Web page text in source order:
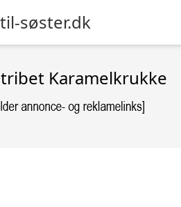
søster.dk
Karamelkrukke